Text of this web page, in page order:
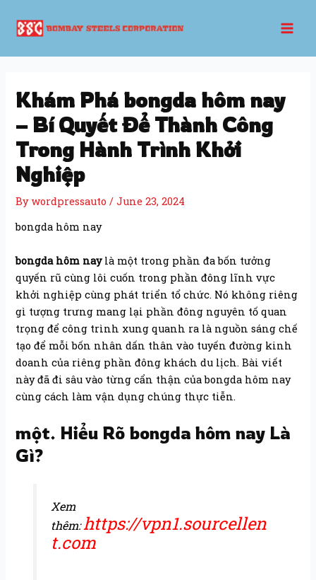
content
Khám Phá bongda hôm nay
– Bí Quyết Để Thành Công
Trong Hành Trình Khởi
Nghiệp
Bywordpressauto/June 23, 2024
bongda hôm nay
bongda hôm naylà một trong phần đa bốn tưởng
quyến rũ cùng lôi cuốn trong phần đông lĩnh vực
khởi nghiệp cùng phát triển tổ chức. Nó không riêng
gì tượng trưng mang lại phần đông nguyên tố quan
trọng để công trình xung quanh ra là nguồn sáng chế
tạo để mỗi bốn nhân dấn thân vào tuyến đường kinh
doanh của riêng phần đông khách du lịch. Bài viết
này đã đi sâu vào từng cẩn thận của bongda hôm nay
cùng cách làm vận dụng chúng thực tiễn.
một. Hiểu Rõ bongda hôm nay Là
Gì?
Xem
thêm:https://vpn1.sourcellen
t.com
navigation